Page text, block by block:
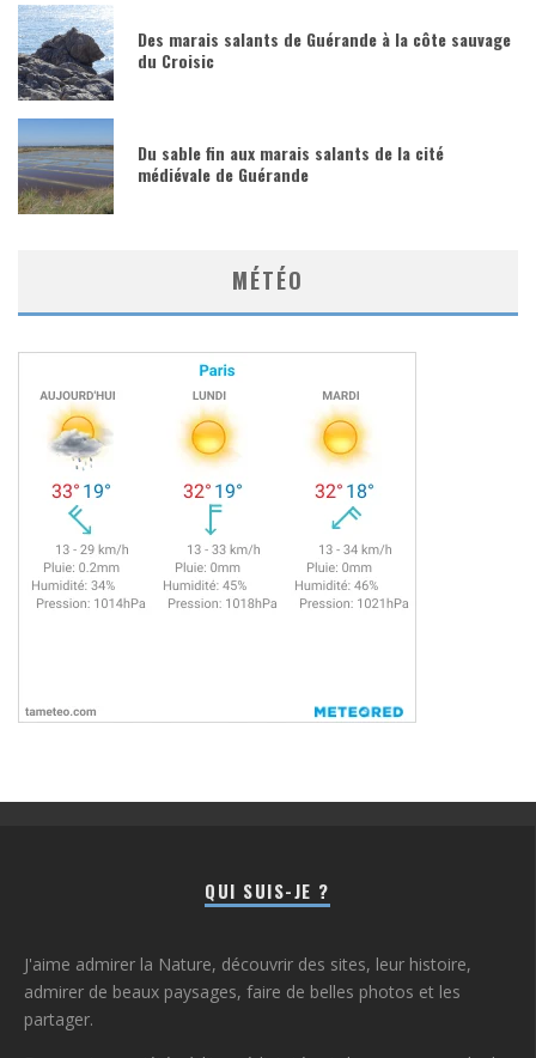
Des marais salants de Guérande à la côte sauvage
du Croisic
Du sable fin aux marais salants de la cité
médiévale de Guérande
MÉTÉO
QUI SUIS-JE ?
J'aime admirer la Nature, découvrir des sites, leur histoire,
admirer de beaux paysages, faire de belles photos et les
partager.